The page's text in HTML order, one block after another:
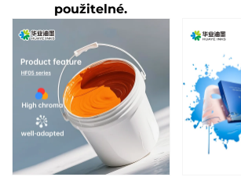
použitelné.